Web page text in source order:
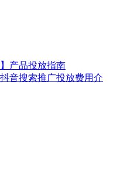
产品投放指南
音搜索推广投放费用介